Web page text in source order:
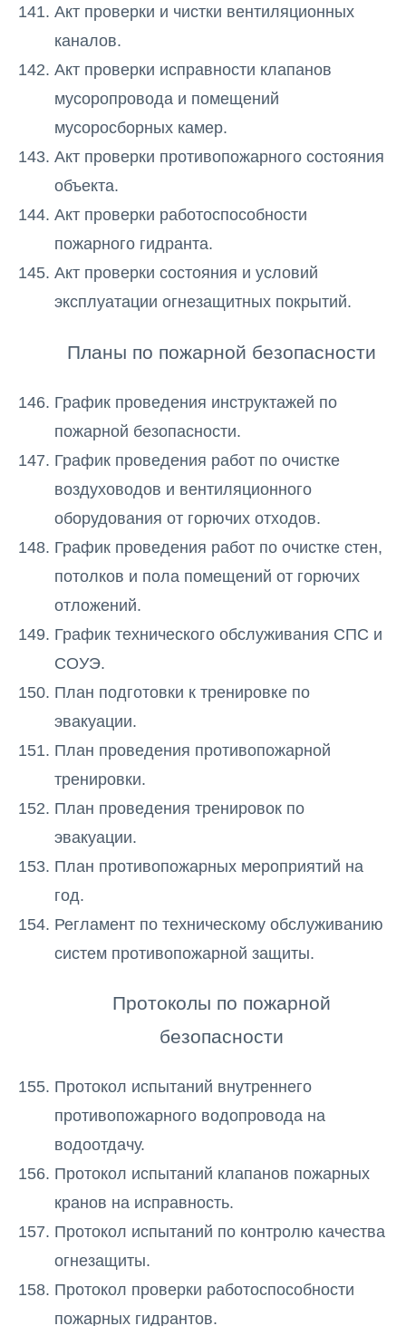
Акт проверки и чистки вентиляционных
каналов.
Акт проверки исправности клапанов
мусоропровода и помещений
мусоросборных камер.
Акт проверки противопожарного состояния
объекта.
Акт проверки работоспособности
пожарного гидранта.
Акт проверки состояния и условий
эксплуатации огнезащитных покрытий.
Планы по пожарной безопасности
График проведения инструктажей по
пожарной безопасности.
График проведения работ по очистке
воздуховодов и вентиляционного
оборудования от горючих отходов.
График проведения работ по очистке стен,
потолков и пола помещений от горючих
отложений.
График технического обслуживания СПС и
СОУЭ.
План подготовки к тренировке по
эвакуации.
План проведения противопожарной
тренировки.
План проведения тренировок по
эвакуации.
План противопожарных мероприятий на
год.
Регламент по техническому обслуживанию
систем противопожарной защиты.
Протоколы по пожарной
безопасности
Протокол испытаний внутреннего
противопожарного водопровода на
водоотдачу.
Протокол испытаний клапанов пожарных
кранов на исправность.
Протокол испытаний по контролю качества
огнезащиты.
Протокол проверки работоспособности
пожарных гидрантов.